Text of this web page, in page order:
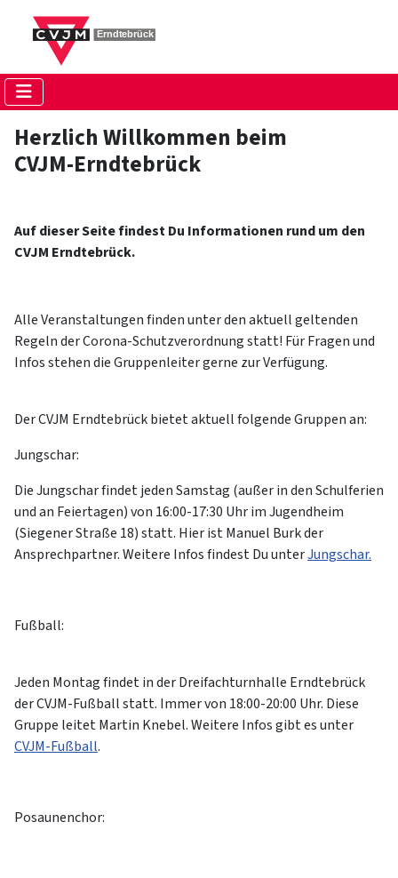
Herzlich Willkommen beim
CVJM-Erndtebrück
Auf dieser Seite findest Du Informationen rund um den
CVJM Erndtebrück.
Alle Veranstaltungen finden unter den aktuell geltenden
Regeln der Corona-Schutzverordnung statt! Für Fragen und
Infos stehen die Gruppenleiter gerne zur Verfügung.
Der CVJM Erndtebrück bietet aktuell folgende Gruppen an:
Jungschar:
Die Jungschar findet jeden Samstag (außer in den Schulferien
und an Feiertagen) von 16:00-17:30 Uhr im Jugendheim
(Siegener Straße 18)statt. Hier ist Manuel Burk der
Ansprechpartner. Weitere Infos findest Du unterJungschar.
Fußball:
Jeden Montag findet in der Dreifachturnhalle Erndtebrück
der CVJM-Fußball statt. Immer von 18:00-20:00 Uhr. Diese
Gruppe leitet Martin Knebel. Weitere Infos gibt es unter
CVJM-Fußball.
Posaunenchor: